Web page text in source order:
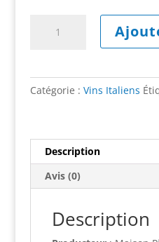
Poggio
Catégorie : Vins Italiens
Description
Avis (0)
Description